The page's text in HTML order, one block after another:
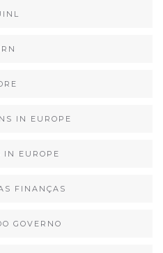
IN EUROPE
IN EUROPE
FINANÇAS
GOVERNO